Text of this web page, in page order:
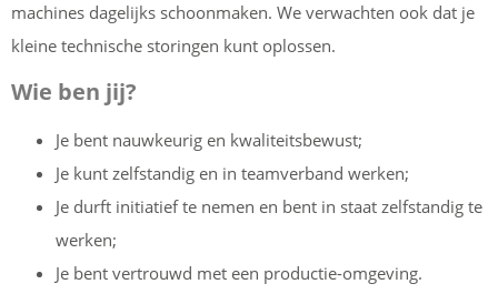
machines dagelijks schoonmaken. We verwachten ook dat je
kleine technische storingen kunt oplossen.
Wie ben jij?
Je bent nauwkeurig en kwaliteitsbewust;
Je kunt zelfstandig en in teamverband werken;
Je durft initiatief te nemen en bent in staat zelfstandig te
werken;
Je bent vertrouwd met een productie-omgeving.